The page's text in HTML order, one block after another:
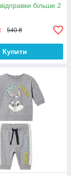
більше 2
540 ₴
Купити